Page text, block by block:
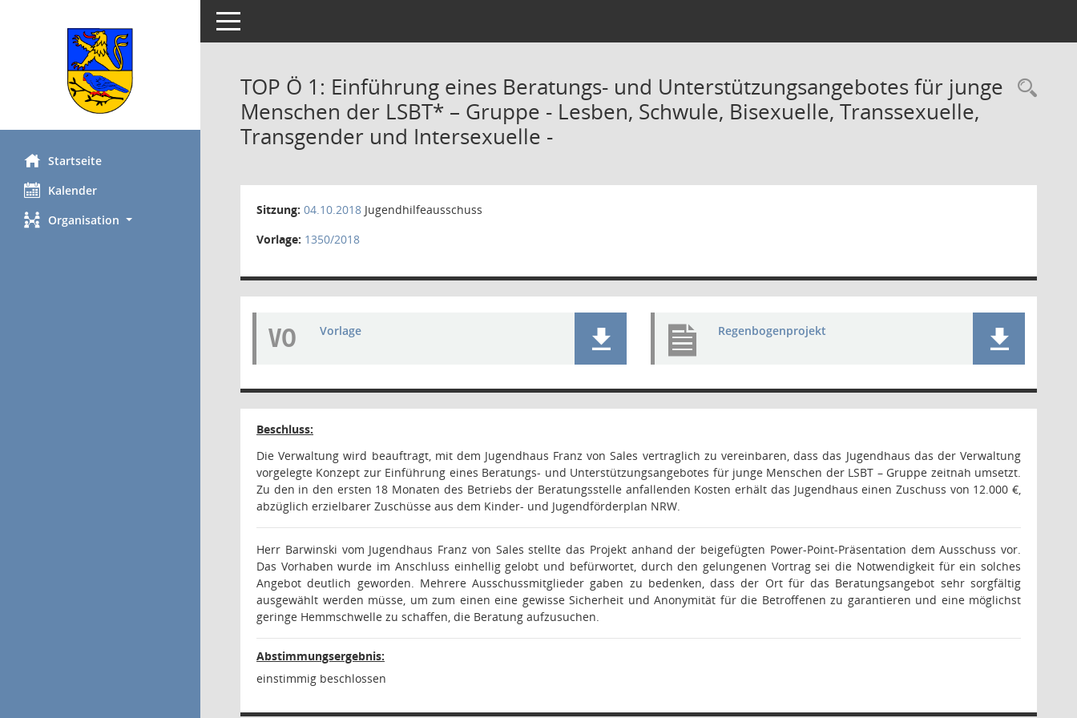
Startseite
Kalender
Organisation
Toggle navigation
TOP Ö 1: Einführung eines Beratungs- und Unterstützungsangebotes für junge
Menschen der LSBT* – Gruppe - Lesben, Schwule, Bisexuelle, Transsexuelle,
Transgender und Intersexuelle -
Sitzung: 04.10.2018 Jugendhilfeausschuss
Vorlage: 1350/2018
VO Vorlage Regenbogenprojekt
Beschluss:
Die Verwaltung wird beauftragt, mit dem Jugendhaus Franz von Sales vertraglich zu vereinbaren, dass das Jugendhaus das der Verwaltung
vorgelegte Konzept zur Einführung eines Beratungs- und Unterstützungsangebotes für junge Menschen der LSBT – Gruppe zeitnah umsetzt.
Zu den in den ersten 18 Monaten des Betriebs der Beratungsstelle anfallenden Kosten erhält das Jugendhaus einen Zuschuss von 12.000 €,
abzüglich erzielbarer Zuschüsse aus dem Kinder- und Jugendförderplan NRW.
Herr Barwinski vom Jugendhaus Franz von Sales stellte das Projekt anhand der beigefügten Power-Point-Präsentation dem Ausschuss vor.
Das Vorhaben wurde im Anschluss einhellig gelobt und befürwortet, durch den gelungenen Vortrag sei die Notwendigkeit für ein solches
Angebot deutlich geworden. Mehrere Ausschussmitglieder gaben zu bedenken, dass der Ort für das Beratungsangebot sehr sorgfältig
ausgewählt werden müsse, um zum einen eine gewisse Sicherheit und Anonymität für die Betroffenen zu garantieren und eine möglichst
geringe Hemmschwelle zu schaffen, die Beratung aufzusuchen.
Abstimmungsergebnis:
einstimmig beschlossen